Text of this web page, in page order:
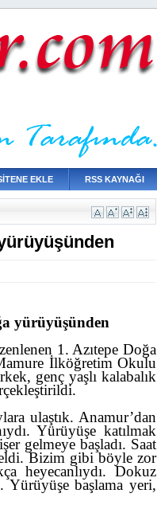
EKLE RSS KAYNAĞI
yürüyüşünden
1. Azıtepe Doğa
İlköğretim Okulu
genç yaşlı kalabalık
ulaştık. Anamur’dan
Yürüyüşe katılmak
gelmeye başladı. Saat
Bizim gibi böyle zor
heyecanlıydı. Dokuz
Yürüyüşe başlama yeri,